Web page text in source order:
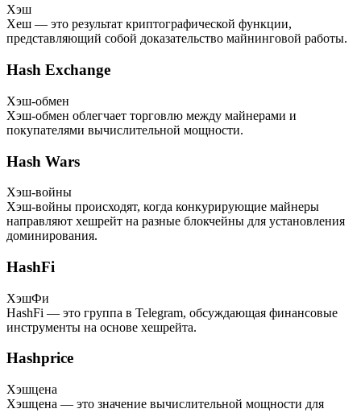
Хэш
Хеш — это результат криптографической функции,
представляющий собой доказательство майнинговой работы.
Hash Exchange
Хэш-обмен
Хэш-обмен облегчает торговлю между майнерами и
покупателями вычислительной мощности.
Hash Wars
Хэш-войны
Хэш-войны происходят, когда конкурирующие майнеры
направляют хешрейт на разные блокчейны для установления
доминирования.
HashFi
ХэшФи
HashFi — это группа в Telegram, обсуждающая финансовые
инструменты на основе хешрейта.
Hashprice
Хэшцена
Хэшцена — это значение вычислительной мощности для